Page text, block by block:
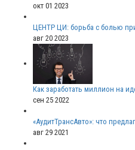
окт 01 2023
ЦЕНТР ЦИ: борьба с болью
авг 20 2023
Как заработать миллион на
сен 25 2022
«АудитТрансАвто»: что
авг 29 2021